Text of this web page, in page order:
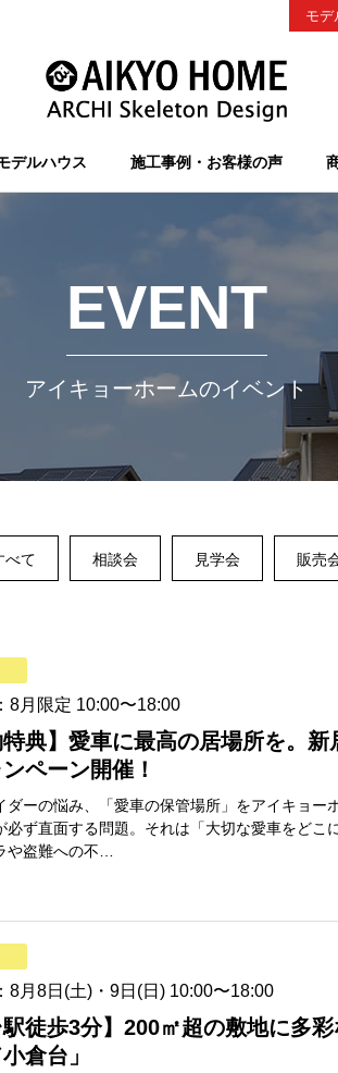
デルハウス 施工事例・お客様の声
モデ
EVENT
アイキョーホームのイベント
べて 相談会 見学会 販売
8月限定 10:00〜18:00
特典】愛車に最高の居場所を。
ペーン開催！
ダーの悩み、「愛車の保管場所」をアイキョー
必ず直面する問題。それは「大切な愛車をど
や盗難への不…
8月8日(土)・9日(日) 10:00〜18:00
駅徒歩3分】200㎡超の敷地に多
倉台」